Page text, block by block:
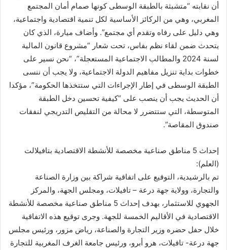
أن نقابته “متشبثة بالطبقة الوسطى كونها صمام أمان المجتمع
المغربي، وهي من الركائز الأساسية لكل تنمية اقتصادية واجتماعية،
وهي دليل على رفاه وتقدم أي مجتمع”. وأضاف ميارة، الذي كان
يتحدث ضمن لقاء نظم بفاس، تحت شعار “مشروع قانون المالية
لسنة 2024 والمطالب الاجتماعية المستعجلة”، “نحن نسير على
خطوات بداية تنزيل مفاهيم الدولة الاجتماعية، ولا يجب أن ننسى
الطبقة الوسطى في إطار الإجراءات التي ستتخذها الحكومة”، مؤكدا
أن الحديث يجب أن ينصب على “كيفية تحسين دخل الطبقة
المتوسطة، التي ستتضرر لا محالة من التقليص التدريجي لنفقات
صندوق المقاصة”.
إحداث 5 مناطق صناعية مخصصة للأنشطة الاقتصادية بتافيلالت
(العلم):
تم بالرشيدية، التوقيع على اتفاقية شراكة بين وزارة الصناعة
والتجارة، وولاية جهة درعة – تافيلات، ومجلس الجهة، والمركز
الجهوي للاستثمار، بهدف إحداث 5 مناطق صناعية مخصصة للأنشطة
الاقتصادية في الأقاليم الخمسة للجهة. وجرى توقيع هذه الاتفاقية
خلال حفل حضره وزير التجارة والصناعة، رياض مزور، ورئيس مجلس
جهة درعة- تافيلات، هرو أبرو، ورئيس جامعة الغرف المغربية للتجارة